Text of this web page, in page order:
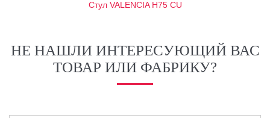
Стул VALENCIA H75 CU
НЕ НАШЛИ ИНТЕРЕСУЮЩИЙ ВАС
ТОВАР ИЛИ ФАБРИКУ?